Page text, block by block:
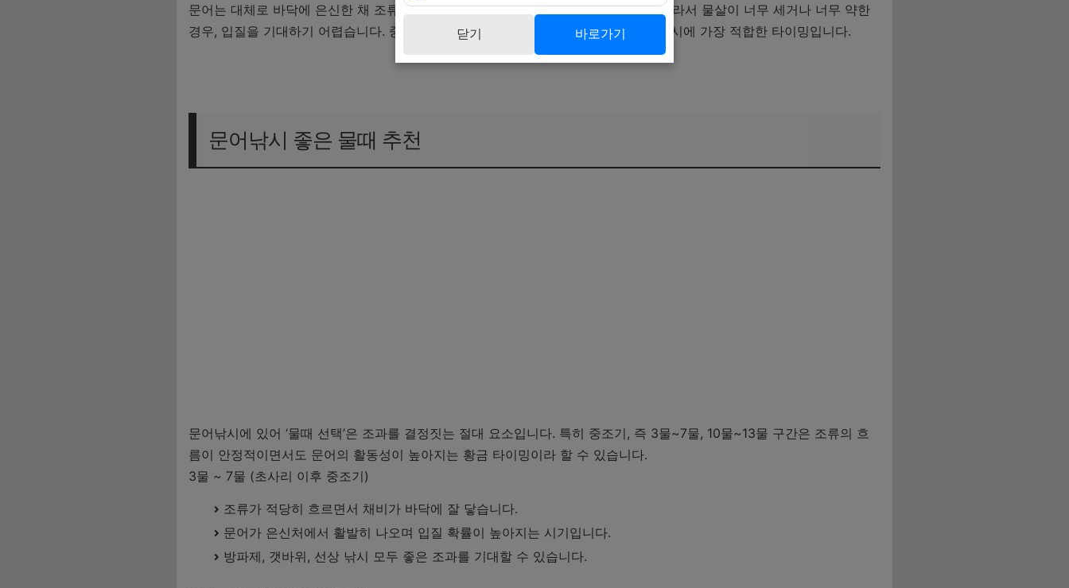
문어는 대체로 바닥에 은신한 채 조류가 적당히 흐를 때 먹이를 향해 튀어나옵니다. 따라서 물살이 너무 세거나 너무 약한
경우, 입질을 기대하기 어렵습니다. 중조기, 즉 조류가 완만하게 흐르는 물때가 문어낚시에 가장 적합한 타이밍입니다.
문어낚시 좋은 물때 추천
문어낚시에 있어 ‘물때 선택’은 조과를 결정짓는 절대 요소입니다. 특히 중조기, 즉 3물~7물, 10물~13물 구간은 조류의 흐
름이 안정적이면서도 문어의 활동성이 높아지는 황금 타이밍이라 할 수 있습니다.
3물 ~ 7물 (초사리 이후 중조기)
조류가 적당히 흐르면서 채비가 바닥에 잘 닿습니다.
문어가 은신처에서 활발히 나오며 입질 확률이 높아지는 시기입니다.
방파제, 갯바위, 선상 낚시 모두 좋은 조과를 기대할 수 있습니다.
닫기 바로가기